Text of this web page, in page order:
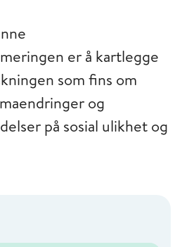
er å kartlegge
som fins om
og
på sosial ulikhet og